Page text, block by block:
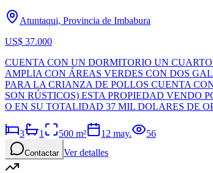
Atuntaqui, Provincia de Imbabura
US$ 37.000
CUENTA CON UN DORMITORIO UN
AMPLIA CON ÁREAS VERDES CON DOS
PARA LA CRIANZA DE POLLOS CUENTA
SON RÚSTICOS) ESTA PROPIEDAD VENDO
O EN SU TOTALIDAD 37 MIL DOLARES DE
3 1 500 m² 12 may. 56
Contactar Ver detalles